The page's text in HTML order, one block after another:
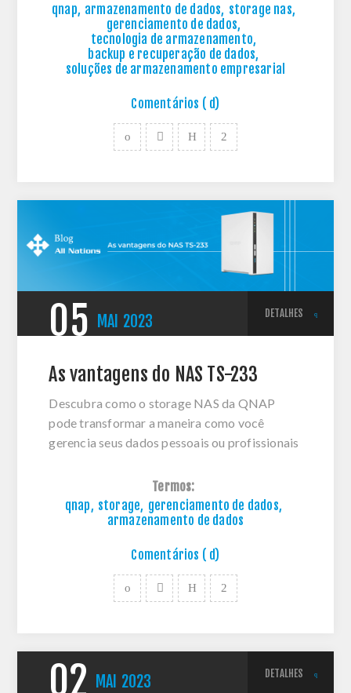
qnap, armazenamento de dados, storage nas,
gerenciamento de dados,
tecnologia de armazenamento,
backup e recuperação de dados,
soluções de armazenamento empresarial
Comentários ( d)
05 MAI 2023 DETALHES
As vantagens do NAS TS-233
Descubra como o storage NAS da QNAP
pode transformar a maneira como você
gerencia seus dados pessoais ou profissionais
Termos:
qnap, storage, gerenciamento de dados,
armazenamento de dados
Comentários ( d)
02 MAI 2023 DETALHES